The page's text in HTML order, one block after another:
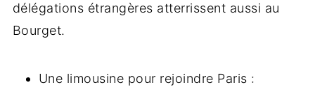
délégations étrangères atterrissent aussi au
Bourget.
Une limousine pour rejoindre Paris :